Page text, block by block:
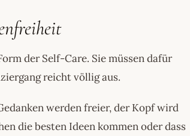
der Self-Care. Sie müssen dafür
reicht völlig aus.
werden freier, der Kopf wird
die besten Ideen kommen oder dass